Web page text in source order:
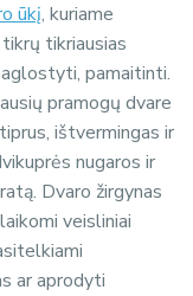
ūkį, kuriame
tikriausias
pamaitinti.
pramogų dvare
ištvermingas ir
nugaros ir
Dvaro žirgynas
veisliniai
ar aprodyti